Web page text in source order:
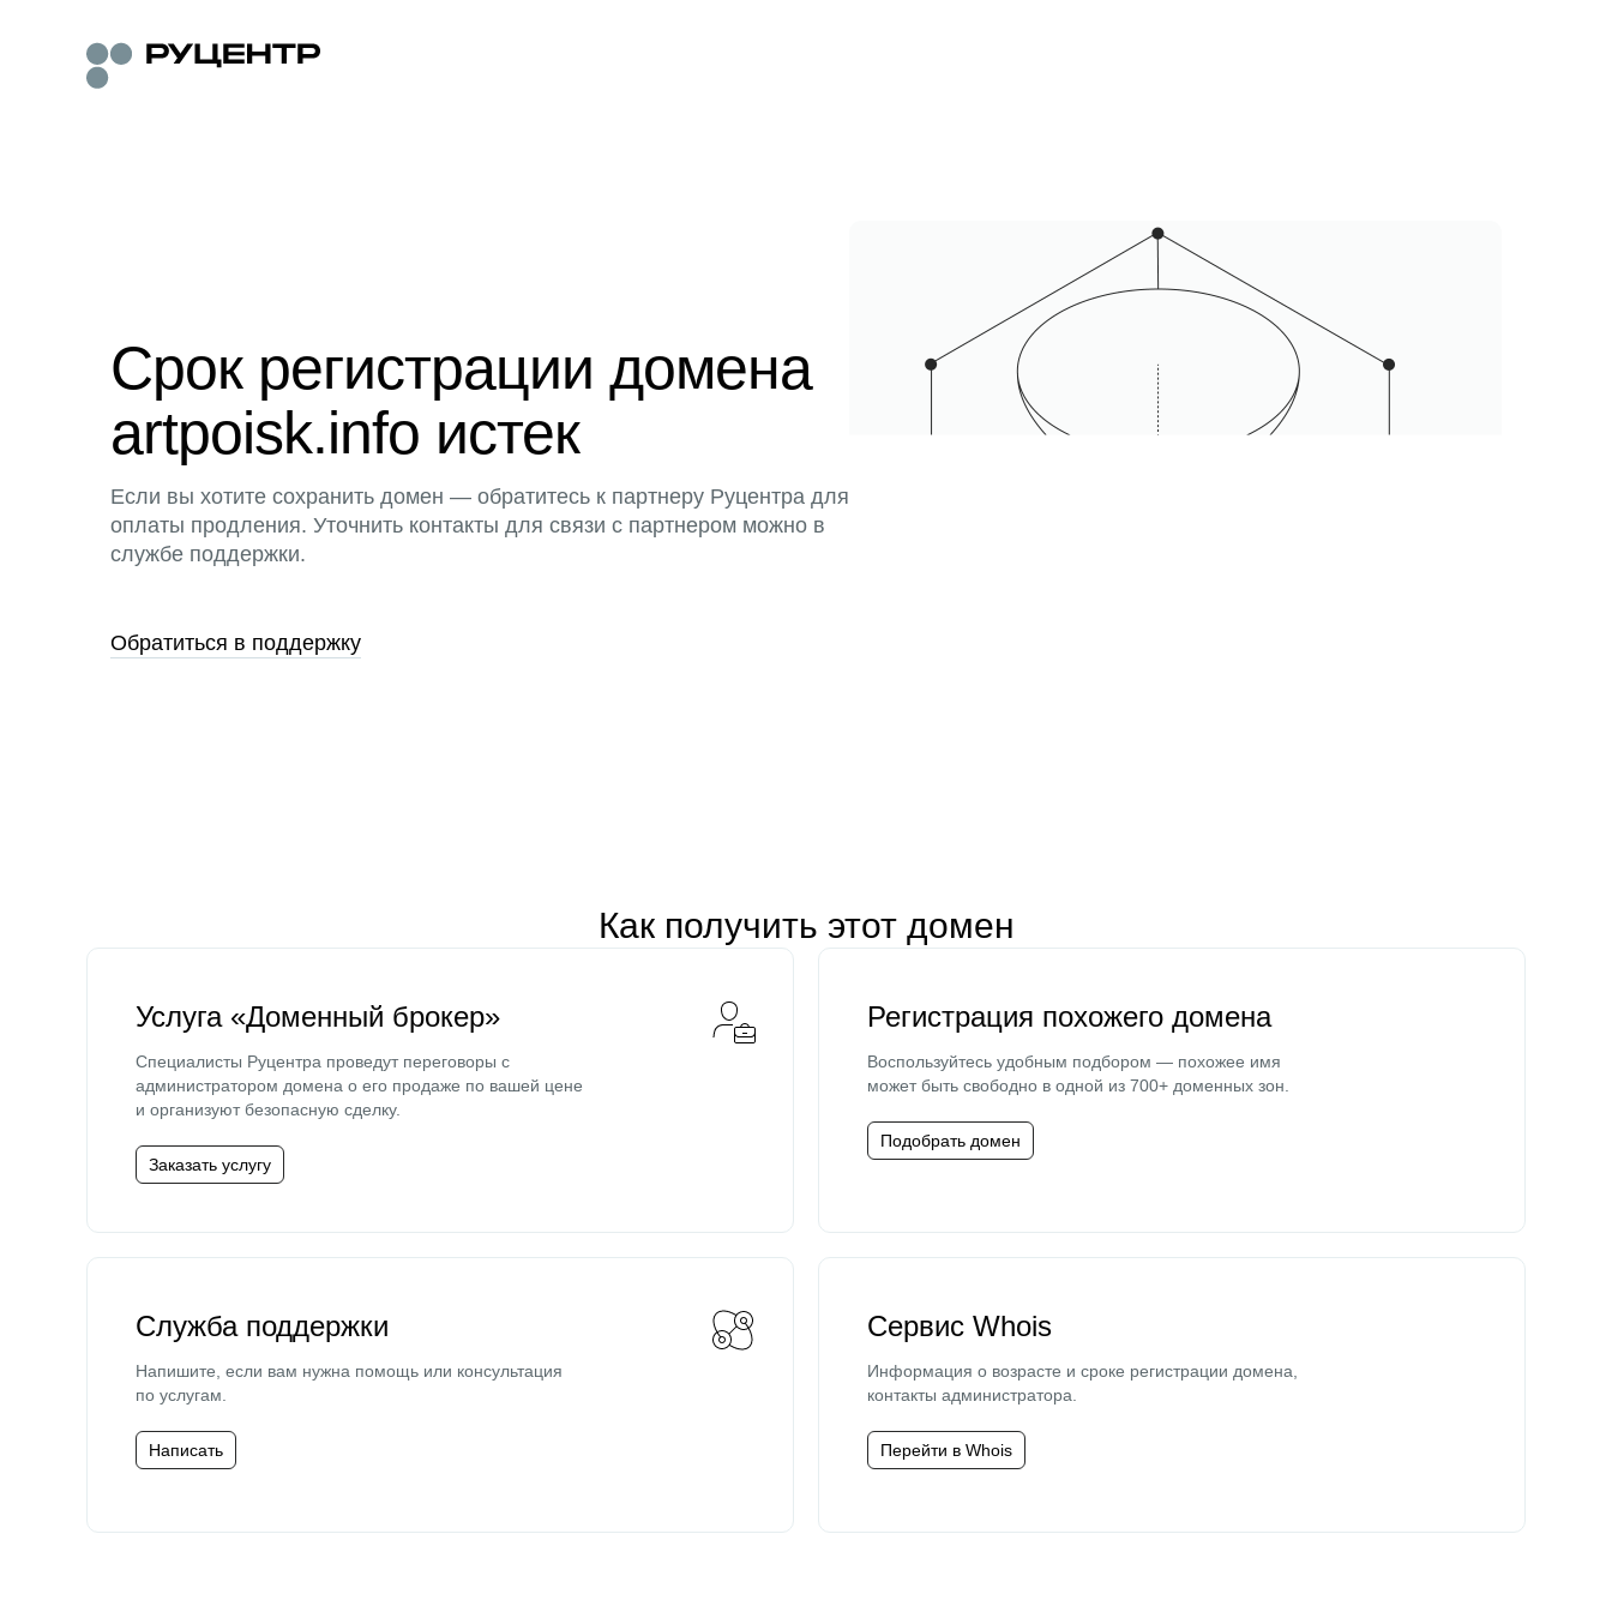
Срок регистрации домена
artpoisk.info истек
Если вы хотите сохранить домен — обратитесь к партнеру Руцентра для
оплаты продления. Уточнить контакты для связи с партнером можно в
службе поддержки.
Обратиться в поддержку
Как получить этот домен
Услуга «Доменный брокер»
Специалисты Руцентра проведут переговоры с
администратором домена о его продаже по вашей цене
и организуют безопасную сделку.
Заказать услугу
Регистрация похожего домена
Воспользуйтесь удобным подбором — похожее имя
может быть свободно в одной из 700+ доменных зон.
Подобрать домен
Служба поддержки
Напишите, если вам нужна помощь или консультация
по услугам.
Написать
Сервис Whois
Информация о возрасте и сроке регистрации домена,
контакты администратора.
Перейти в Whois